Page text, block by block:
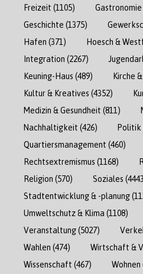
Freizeit (1105) Gastronomie
Geschichte (1375)
Hafen (371) Hoesch &
Integration (2267)
Keuning-Haus (489) Kirche
Kultur & Kreatives (4352)
Medizin & Gesundheit (811)
Nachhaltigkeit (426) Politik
Quartiersmanagement (460)
Rechtsextremismus (1168)
Religion (570) Soziales
Stadtentwicklung & -planung
Umweltschutz & Klima (1108)
Veranstaltung(5027)
Wahlen (474) Wirtschaft &
Wissenschaft (467) Wohnen